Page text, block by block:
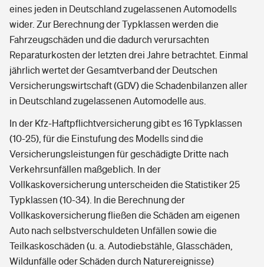
eines jeden in Deutschland zugelassenen Automodells
wider. Zur Berechnung der Typklassen werden die
Fahrzeugschäden und die dadurch verursachten
Reparaturkosten der letzten drei Jahre betrachtet. Einmal
jährlich wertet der Gesamtverband der Deutschen
Versicherungswirtschaft (GDV) die Schadenbilanzen aller
in Deutschland zugelassenen Automodelle aus.
In der Kfz-Haftpflichtversicherung gibt es 16 Typklassen
(10-25), für die Einstufung des Modells sind die
Versicherungsleistungen für geschädigte Dritte nach
Verkehrsunfällen maßgeblich. In der
Vollkaskoversicherung unterscheiden die Statistiker 25
Typklassen (10-34). In die Berechnung der
Vollkaskoversicherung fließen die Schäden am eigenen
Auto nach selbstverschuldeten Unfällen sowie die
Teilkaskoschäden (u. a. Autodiebstähle, Glasschäden,
Wildunfälle oder Schäden durch Naturereignisse)